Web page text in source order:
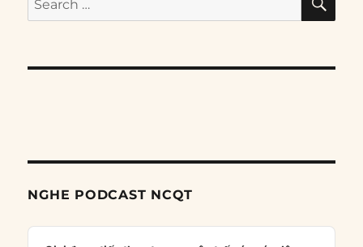
for:
NGHE PODCAST NCQT
Audio